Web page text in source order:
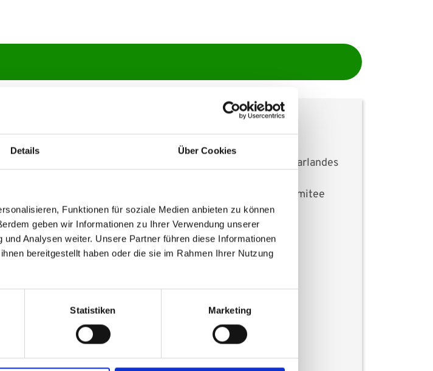
Details Über Cookies
Funktionen für soziale Medien anbieten zu können
geben wir Informationen zu Ihrer Verwendung unserer
Analysen weiter. Unsere Partner führen diese Informationen
bereitgestellt haben oder die sie im Rahmen Ihrer Nutzung
Statistiken Marketing
uks eu
Universitätsklinikum des Saarlandes
Geschäftsstelle des Ethikkomitee
(KEK)
66421 Homburg